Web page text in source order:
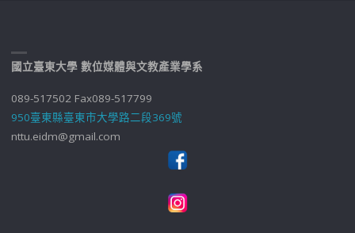
國立臺東大學 數位媒體與文教產業學系
089-517502 Fax089-517799
950臺東縣臺東市大學路二段369號
nttu.eidm@gmail.com